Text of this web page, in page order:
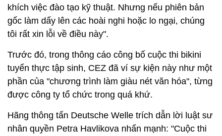
khích việc đào tạo kỹ thuật. Nhưng nếu phiên bản
gốc làm dấy lên các hoài nghi hoặc lo ngại, chúng
tôi rất xin lỗi về điều này".
Trước đó, trong thông cáo công bố cuộc thi bikini
tuyển thực tập sinh, CEZ đã ví sự kiện này như một
phần của "chương trình làm giàu nét văn hóa", từng
được công ty tổ chức trong quá khứ.
Hãng thông tấn Deutsche Welle trích dẫn lời luật sư
nhân quyền Petra Havlikova nhấn mạnh: "Cuộc thi